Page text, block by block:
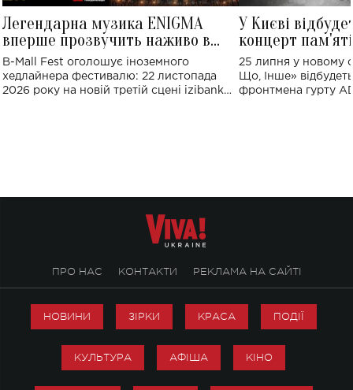
Легендарна музика ENIGMA
вперше прозвучить наживо в
Україні: де відбудеться концерт
B-Mall Fest оголошує іноземного
хедлайнера фестивалю: 22 листопада
2026 року на новій третій сцені izibank
У Києві
концерт
Клименка:
виконають
25 липня у новому
Що, Інше»
фронтмена гурту
ПРО НАС КОНТАКТИ РЕКЛАМА НА САЙТІ
НОВИНИ ЗІРКИ КРАСА ПОДІЇ
КУЛЬТУРА АФІША КІНО